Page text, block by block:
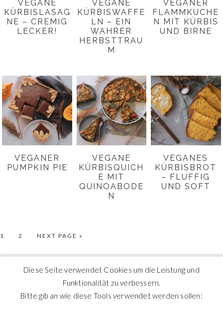
VEGANE
KÜRBISLASAG
NE – CREMIG
LECKER!
VEGANE
KÜRBISWAFFE
LN – EIN
WAHRER
HERBSTTRAU
M
VEGANER
FLAMMKUCHE
N MIT KÜRBIS
UND BIRNE
VEGANER
PUMPKIN PIE
VEGANE
KÜRBISQUICH
E MIT
QUINOABODE
N
VEGANES
KÜRBISBROT
– FLUFFIG
UND SOFT
GO
PAGE
1
GO
2
GO
NEXT PAGE »
BLOG
folg
en.
Diese Seite verwendet Cookies um die Leistung und
Funktionalität zu verbessern.
Bitte gib an wie diese Tools verwendet werden sollen: